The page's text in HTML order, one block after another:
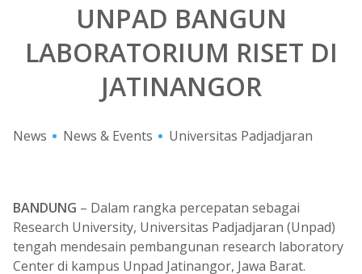
UNPAD BANGUN
LABORATORIUM RISET DI
JATINANGOR
News News & Events Universitas Padjadjaran
BANDUNG – Dalam rangka percepatan sebagai
Research University, Universitas Padjadjaran (Unpad)
tengah mendesain pembangunan research laboratory
Center di kampus Unpad Jatinangor, Jawa Barat.